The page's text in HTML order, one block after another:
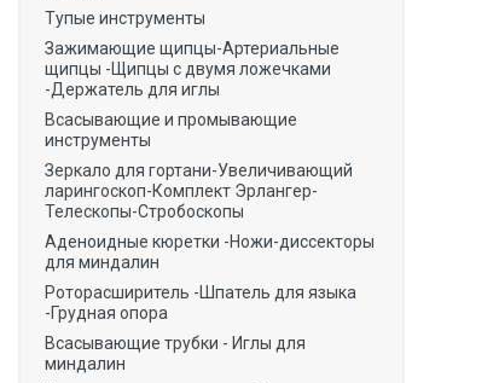
Тупые инструменты
Зажимающие щипцы-Артериальные
щипцы -Щипцы с двумя ложечками
-Держатель для иглы
Всасывающие и промывающие
инструменты
Зеркало для гортани-Увеличивающий
ларингоскоп-Комплект Эрлангер-
Телескопы-Стробоскопы
Аденоидные кюретки -Ножи-диссекторы
для миндалин
Роторасширитель -Шпатель для языка
-Грудная опора
Всасывающие трубки - Иглы для
миндалин